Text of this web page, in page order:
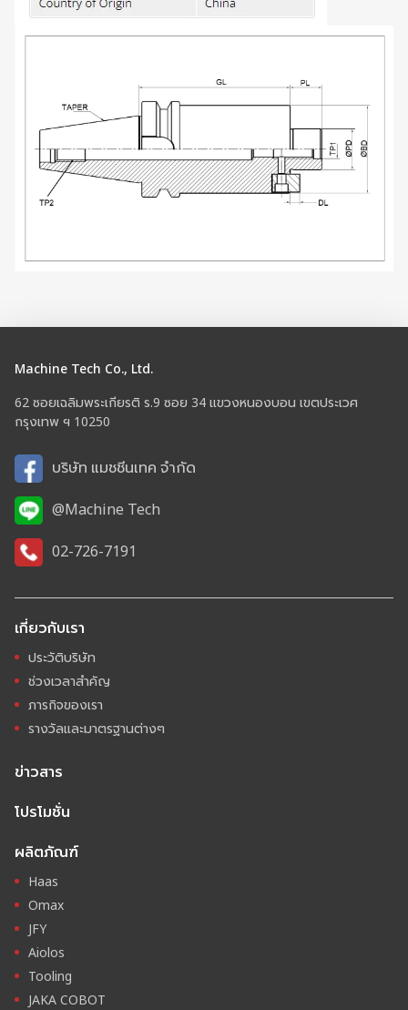
Machine Tech Co., Ltd.
62 ซอยเฉลิมพระเกียรติ ร.9 ซอย 34 แขวงหนองบอน เขตประเวศ
กรุงเทพ ฯ 10250
บริษัท แมชชีนเทค จำกัด
@Machine Tech
02-726-7191
เกี่ยวกับเรา
ประวัติบริษัท
ช่วงเวลาสำคัญ
ภารกิจของเรา
รางวัลและมาตรฐานต่างๆ
ข่าวสาร
โปรโมชั่น
ผลิตภัณฑ์
Haas
Omax
JFY
Aiolos
Tooling
JAKA COBOT